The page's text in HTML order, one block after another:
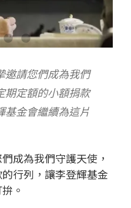
邀請您們成為我們
期定額的小額捐款
基金會繼續為這片
成為我們守護天使，
行列，讓李登輝基金
。